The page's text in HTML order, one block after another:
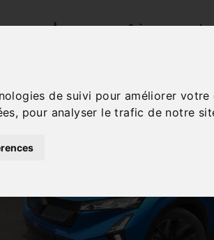
de suivi pour améliorer
pour analyser le trafic de notre
À propos Suivez-nous